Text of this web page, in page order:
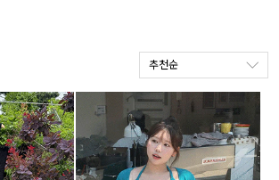
추천순